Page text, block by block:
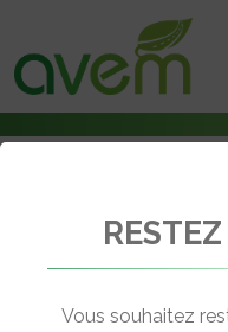
De nouveaux
Vous souhaitez